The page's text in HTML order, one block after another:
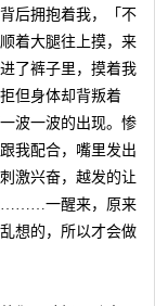
后拥抱着我，「不
着大腿往上摸，来
了裤子里，摸着我
但身体却背叛着
波一波的出现。惨
我配合，嘴里发出
激兴奋，越发的让
………一醒来，原来
想的，所以才会做